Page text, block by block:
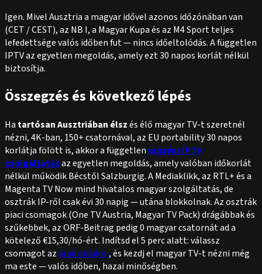
Igen. Mivel Ausztria a magyar idővel azonos időzónában van
(CET / CEST), az NB I, a Magyar Kupa és az M4 Sport teljes
lefedettsége valós időben fut — nincs időeltolódás. A független
IPTV az egyetlen megoldás, amely ezt 30 napos korlát nélkül
biztosítja.
Összegzés és következő lépés
Ha tartósan Ausztriában élszés élő magyar TV-t szeretnél
nézni, 4K-ban, 150+ csatornával, az EU portability 30 napos
korlátja fölött is, akkor a független magyar IPTV
szolgáltatásaz egyetlen megoldás, amely valóban időkorlát
nélkül működik Bécstől Salzburgig. A Mediaklikk, az RTL+ és a
Magenta TV Now mind hivatalos magyar szolgáltatás, de
osztrák IP-ről csak évi 30 napig — utána blokkolnak. Az osztrák
piaci csomagok (One TV Austria, Magyar TV Pack) drágábbak és
szűkebbek, az ORF-Beitrag pedig 0 magyar csatornát ad a
kötelező €15,30/hó-ért. Indítsd el 5 perc alatt: válassz
csomagot azárak oldalon, és kezdj el magyar TV-t nézni még
ma este — valós időben, hazai minőségben.